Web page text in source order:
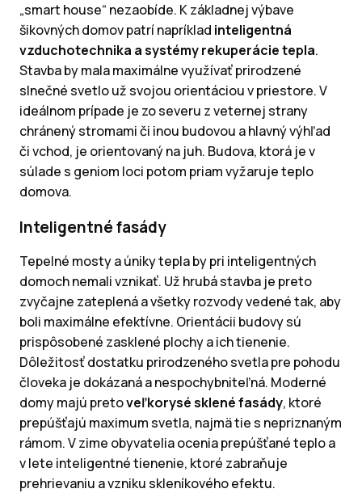
„smart house“ nezaobíde. K základnej výbave
šikovných domov patrí napríklad inteligentná
vzduchotechnika a systémy rekuperácie tepla.
Stavba by mala maximálne využívať prirodzené
slnečné svetlo už svojou orientáciou v priestore. V
ideálnom prípade je zo severu z veternej strany
chránený stromami či inou budovou a hlavný výhľad
či vchod, je orientovaný na juh. Budova, ktorá je v
súlade s geniom loci potom priam vyžaruje teplo
domova.
Inteligentné fasády
Tepelné mosty a úniky tepla by pri inteligentných
domoch nemali vznikať. Už hrubá stavba je preto
zvyčajne zateplená a všetky rozvody vedené tak, aby
boli maximálne efektívne. Orientácii budovy sú
prispôsobené zasklené plochy a ich tienenie.
Dôležitosť dostatku prirodzeného svetla pre pohodu
človeka je dokázaná a nespochybniteľná. Moderné
domy majú pretoveľkorysé sklené fasády, ktoré
prepúšťajú maximum svetla, najmä tie s nepriznaným
rámom. V zime obyvatelia ocenia prepúšťané teplo a
v lete inteligentné tienenie, ktoré zabraňuje
prehrievaniu a vzniku skleníkového efektu.